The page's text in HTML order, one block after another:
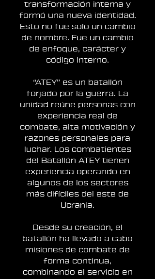
transformación interna y
formó una nueva identidad.
Esto no fue solo un cambio
de nombre. Fue un cambio
de enfoque, carácter y
código interno.
“ATEY” es un batallón
forjado por la guerra. La
unidad reúne personas con
experiencia real de
combate, alta motivación y
razones personales para
luchar. Los combatientes
del Batallón ATEY tienen
experiencia operando en
algunos de los sectores
más difíciles del este de
Ucrania.
Desde su creación, el
batallón ha llevado a cabo
misiones de combate de
forma continua,
combinando el servicio en